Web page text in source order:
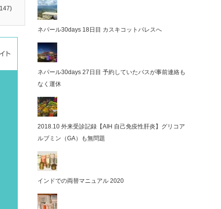
ネパール30days 18日目 カスキコットパレスへ
ネパール30days 27日目 予約していたバスが事前連絡も
なく運休
2018.10 外来受診記録【AIH 自己免疫性肝炎】グリコア
ルブミン（GA）も無問題
インドでの両替マニュアル 2020